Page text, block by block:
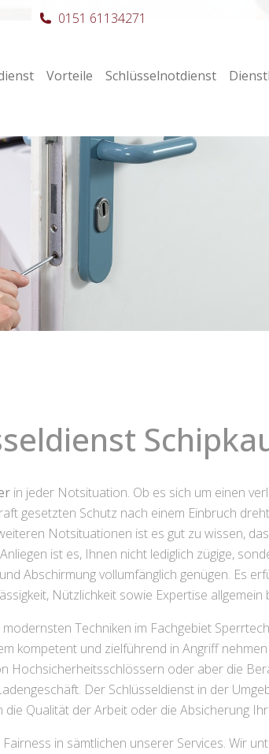
Vorteile Schlüsselnotdienst
0151 61134271
in jeder Notsituation. Ob es sich um einen
gesetzten Schutz nach einem Einbruch
Notsituationen ist es gut zu wissen,
ist es, Ihnen nicht lediglich zügige,
Abschirmung vollumfänglich genügen. Es
Nützlichkeit sowie Expertise allgemein
Techniken im Fachgebiet
kompetent und zielführend in Angriff
Hochsicherheitsschlössern oder aber die
Der Schlüsseldienst in der
Qualität der Arbeit oder die Absicherung
in sämtlichen unserer Services. Wir